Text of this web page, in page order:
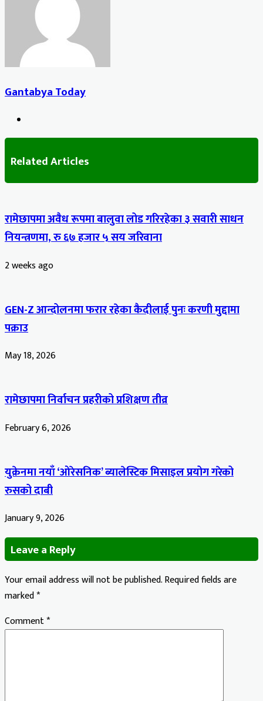
Gantabya Today
Related Articles
रामेछापमा अवैध रूपमा बालुवा लोड गरिरहेका ३ सवारी साधन
नियन्त्रणमा, रु ६७ हजार ५ सय जरिवाना
2 weeks ago
GEN-Z आन्दोलनमा फरार रहेका कैदीलाई पुनः करणी मुद्दामा
पक्राउ
May 18, 2026
रामेछापमा निर्वाचन प्रहरीको प्रशिक्षण तीव्र
February 6, 2026
युक्रेनमा नयाँ ‘ओरेसनिक’ ब्यालेस्टिक मिसाइल प्रयोग गरेको
रुसको दाबी
January 9, 2026
Leave a Reply
Your email address will not be published.Required fields are
marked*
Comment*